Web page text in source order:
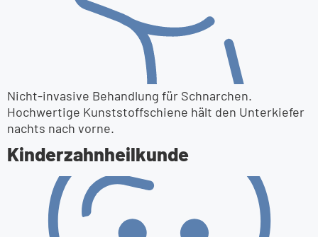
Nicht-invasive Behandlung für Schnarchen.
Hochwertige Kunststoffschiene hält den Unterkiefer
nachts nach vorne.
Kinder­zahnheilkunde